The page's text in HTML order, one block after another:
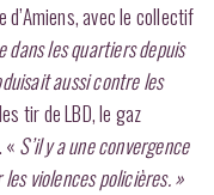
d’Amiens, avec le collectif
dans les quartiers depuis
aussi contre les
tir de LBD, le gaz
« S’il y a une convergence
violences policières. »